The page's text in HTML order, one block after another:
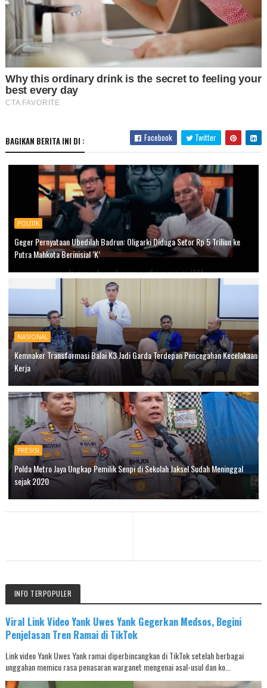
BAGIKAN BERITA INI DI : Facebook Twitter
POLITIK
Geger Pernyataan Ubedilah Badrun: Oligarki Diduga Setor Rp 5 Triliun ke
Putra Mahkota Berinisial ‘K’
NASIONAL
Kemnaker Transformasi Balai K3 Jadi Garda Terdepan Pencegahan Kecelakaan
Kerja
PRESISI
Polda Metro Jaya Ungkap Pemilik Senpi di Sekolah Jaksel Sudah Meninggal
sejak 2020
INFO TERPOPULER
Viral Link Video Yank Uwes Yank Gegerkan Medsos, Begini
Penjelasan Tren Ramai di TikTok
Link video Yank Uwes Yank ramai diperbincangkan di TikTok setelah berbagai
unggahan memicu rasa penasaran warganet mengenai asal-usul dan ko...